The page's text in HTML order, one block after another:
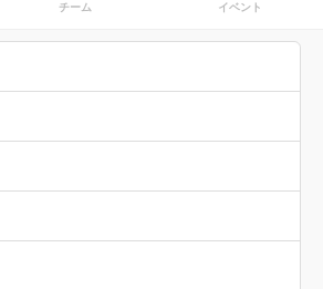
チーム イベント